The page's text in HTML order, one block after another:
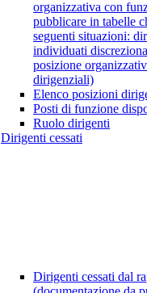
organizzativa con
pubblicare in tabelle
seguenti situazioni:
individuati
posizione
dirigenziali)
Elenco posizioni
Posti di funzione
Ruolo dirigenti
Dirigenti cessati
Dirigenti cessati dal